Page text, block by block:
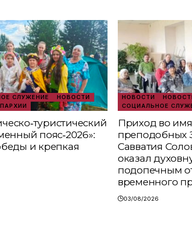
СЛУЖЕНИЕ
НОВОСТИ
пояс‑2026»:
и крепкая
НОВОСТИ
СОЦИАЛЬНОЕ
Приход во
преподобных
Савватия
оказал
подопечным
временного
03/08/2026